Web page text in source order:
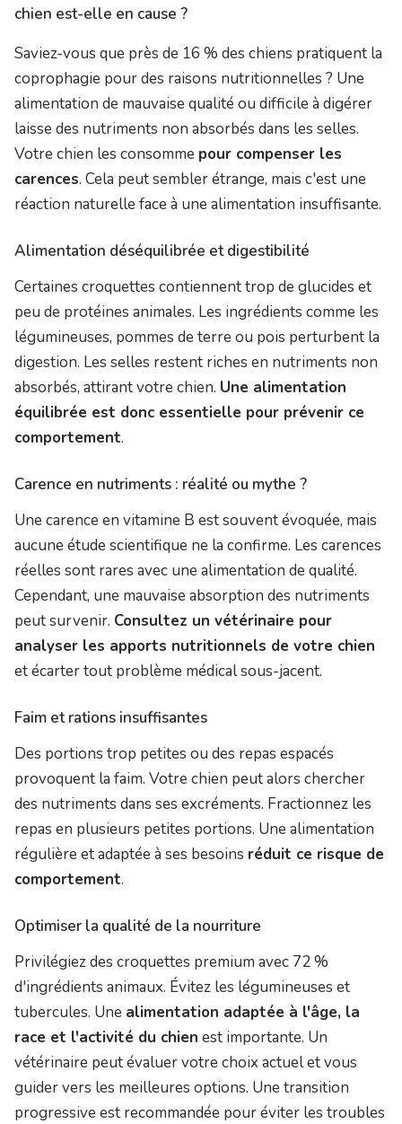
chien est-elle en cause ?
Saviez-vous que près de 16 % des chiens pratiquent la
coprophagie pour des raisons nutritionnelles ? Une
alimentation de mauvaise qualité ou difficile à digérer
laisse des nutriments non absorbés dans les selles.
Votre chien les consomme pour compenser les
carences. Cela peut sembler étrange, mais c'est une
réaction naturelle face à une alimentation insuffisante.
Alimentation déséquilibrée et digestibilité
Certaines croquettes contiennent trop de glucides et
peu de protéines animales. Les ingrédients comme les
légumineuses, pommes de terre ou pois perturbent la
digestion. Les selles restent riches en nutriments non
absorbés, attirant votre chien. Une alimentation
équilibrée est donc essentielle pour prévenir ce
comportement.
Carence en nutriments : réalité ou mythe ?
Une carence en vitamine B est souvent évoquée, mais
aucune étude scientifique ne la confirme. Les carences
réelles sont rares avec une alimentation de qualité.
Cependant, une mauvaise absorption des nutriments
peut survenir. Consultez un vétérinaire pour
analyser les apports nutritionnels de votre chien
et écarter tout problème médical sous-jacent.
Faim et rations insuffisantes
Des portions trop petites ou des repas espacés
provoquent la faim. Votre chien peut alors chercher
des nutriments dans ses excréments. Fractionnez les
repas en plusieurs petites portions. Une alimentation
régulière et adaptée à ses besoins réduit ce risque de
comportement.
Optimiser la qualité de la nourriture
Privilégiez des croquettes premium avec 72 %
d'ingrédients animaux. Évitez les légumineuses et
tubercules. Une alimentation adaptée à l'âge, la
race et l'activité du chien est importante. Un
vétérinaire peut évaluer votre choix actuel et vous
guider vers les meilleures options. Une transition
progressive est recommandée pour éviter les troubles